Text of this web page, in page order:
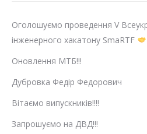
розширюємо
коло
усього
Оголошуємо проведення V
інженерного хакатону SmaRTF
Оновлення МТБ!!!
Дубровка Федір Федорович
Вітаємо випускників!!!!
Запрошуємо на ДВД!!!